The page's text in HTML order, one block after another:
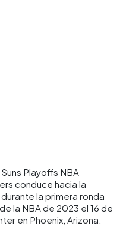
conduce hacia la
la primera ronda
la NBA de 2023 el 16 de
en Phoenix, Arizona.